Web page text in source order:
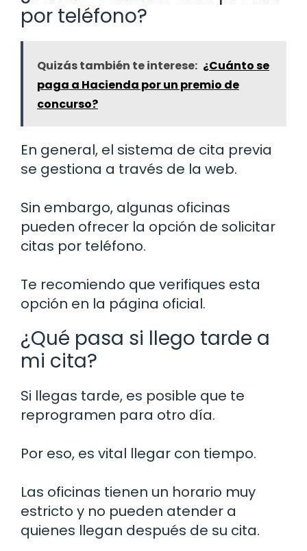
por teléfono?
Quizás también te interese: ¿Cuánto se
paga a Hacienda por un premio de
concurso?
En general, el sistema de cita previa
se gestiona a través de la web.
Sin embargo, algunas oficinas
pueden ofrecer la opción de solicitar
citas por teléfono.
Te recomiendo que verifiques esta
opción en la página oficial.
¿Qué pasa si llego tarde a
mi cita?
Si llegas tarde, es posible que te
reprogramen para otro día.
Por eso, es vital llegar con tiempo.
Las oficinas tienen un horario muy
estricto y no pueden atender a
quienes llegan después de su cita.